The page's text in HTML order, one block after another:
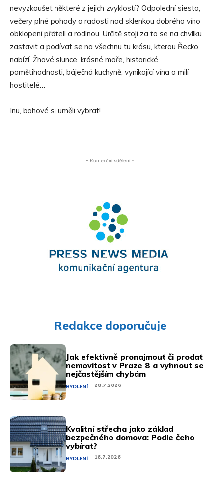
nevyzkoušet některé z jejich zvyklostí? Odpolední siesta,
večery plné pohody a radosti nad sklenkou dobrého víno
obklopení přáteli a rodinou. Určitě stojí za to se na chvilku
zastavit a podívat se na všechnu tu krásu, kterou Řecko
nabízí. Žhavé slunce, krásné moře, historické
pamětihodnosti, báječná kuchyně, vynikající vína a milí
hostitelé…
Inu, bohové si uměli vybrat!
- Komerční sdělení -
Redakce doporučuje
Jak efektivně pronajmout či prodat
nemovitost v Praze 8 a vyhnout se
nejčastějším chybám
BYDLENÍ 28.7.2026
Kvalitní střecha jako základ
bezpečného domova: Podle čeho
vybírat?
BYDLENÍ 16.7.2026